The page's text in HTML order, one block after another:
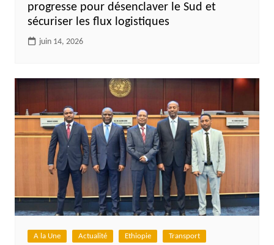
progresse pour désenclaver le Sud et
sécuriser les flux logistiques
juin 14, 2026
A la Une Actualité Ethiopie Transport